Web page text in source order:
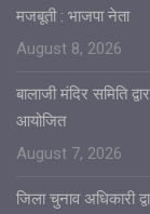
मजबूती : भाजपा नेता
August 8, 2026
बालाजी मंदिर समिति
आयोजित
August 7, 2026
जिला चुनाव अधिकारी